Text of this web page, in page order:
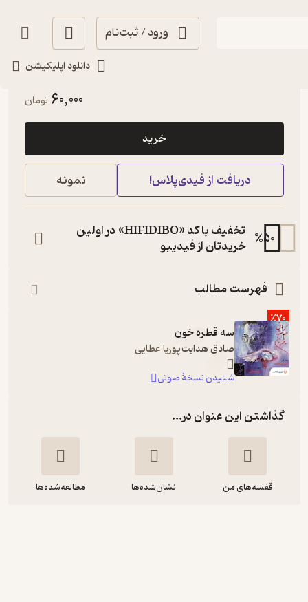
ورود / ثبت‌نام
دانلود اپلیکیشن
آموزنده 🦉(
60,000 تومان
خرید
دریافت از فیدی‌پلاس! نمونه
%50
تخفیف با کد «HIFIDIBO» در اولین
خریدتان از فیدیبو
فهرست مطالب
٪70
سه قطره خون
صادق هدایتپوریا عطایی
شنیدن نسخۀ صوتی
گذاشتن این عنوان در...
قفسه‌های من نشان‌شده‌ها مطالعه‌شده‌ها